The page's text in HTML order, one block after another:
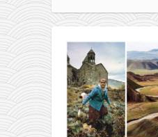
Москвы
Баку
всего
за
58€
туда-
обратно,
в